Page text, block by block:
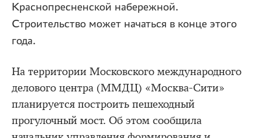
Краснопресненской набережной.
Строительство может начаться в конце этого
года.
На территории Московского международного
делового центра (ММДЦ) «Москва-Сити»
планируется построить пешеходный
прогулочный мост. Об этом сообщила